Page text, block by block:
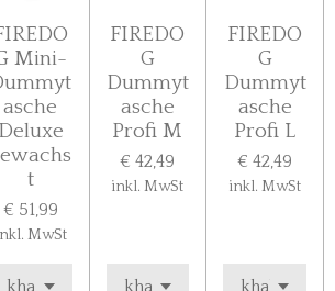
Mini-
asche
Deluxe
t
€ 51,99
MwSt
FIREDO
G
Dummyt
asche
Profi M
€ 42,49
inkl. MwSt
FIREDO
G
Dummyt
asche
Profi L
€ 42,49
inkl. MwSt